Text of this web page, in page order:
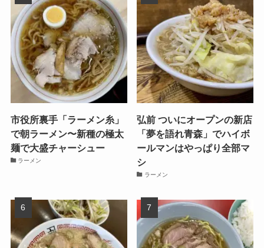
市役所裏手「ラーメン糸」
で朝ラーメン〜新種の極太
麺で大盛チャーシュー
ラーメン
弘前 ついにオープンの新店
「夢を語れ青森」でハイボ
ールマンはやっぱり全部マ
シ
ラーメン